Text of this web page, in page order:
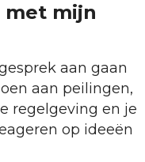
met mijn
aan gaan
aan peilingen,
regelgeving en je
op ideeën